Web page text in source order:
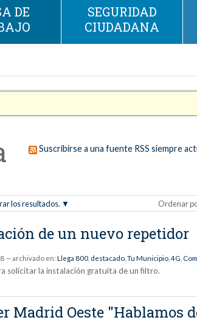
DE
SEGURIDAD
CIUDADANA
Suscribirse a una fuente RSS siempre
los resultados. Ordenar
de un nuevo repetidor
— archivado en:Llega 800 destacado ,Tu Municipio ,4G
solicitar la instalación gratuita de un filtro.
Madrid Oeste "Hablamos